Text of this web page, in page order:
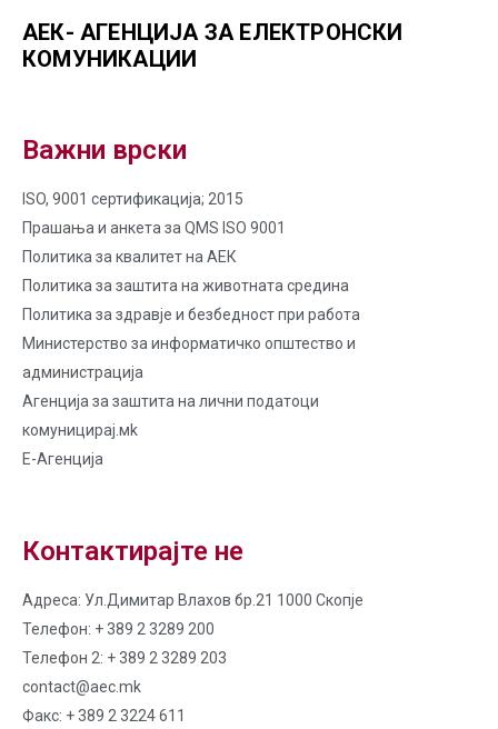
АЕК- АГЕНЦИЈА ЗА ЕЛЕКТРОНСКИ
КОМУНИКАЦИИ
Важни врски
ISO, 9001 сертификација; 2015
Прашања и анкета за QMS ISO 9001
Политика за квалитет на AЕК
Политика за заштита на животната средина
Политика за здравје и безбедност при работа
Министерство за информатичко општество и
администрација
Агенција за заштита на лични податоци
комуницирај.мk
Е-Агенција
Контактирајте не
Адреса: Ул.Димитар Влахов бр.21 1000 Скопје
Телефон: + 389 2 3289 200
Телефон 2: + 389 2 3289 203
contact@aec.mk
Факс: + 389 2 3224 611